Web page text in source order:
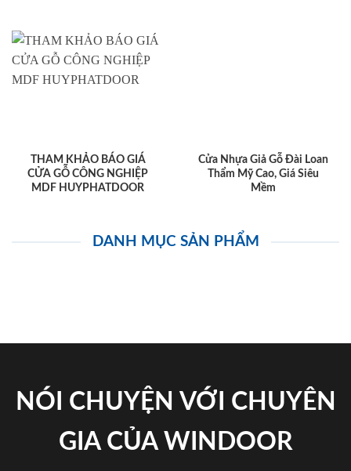
THAM KHẢO BÁO GIÁ
CỬA GỖ CÔNG NGHIỆP
MDF HUYPHATDOOR
Cửa Nhựa Giả Gỗ Đài Loan
Thẩm Mỹ Cao, Giá Siêu
Mềm
DANH MỤC SẢN PHẨM
NÓI CHUYỆN VỚI CHUYÊN
GIA CỦA WINDOOR